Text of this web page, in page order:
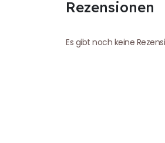
Rezensionen
Es gibt noch keine